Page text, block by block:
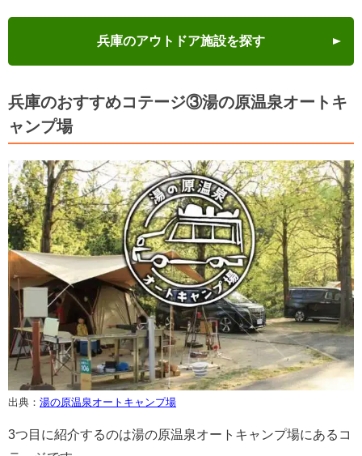
兵庫のアウトドア施設を探す
兵庫のおすすめコテージ③湯の原温泉オートキ
ャンプ場
出典： 湯の原温泉オートキャンプ場
3つ目に紹介するのは湯の原温泉オートキャンプ場にあるコ